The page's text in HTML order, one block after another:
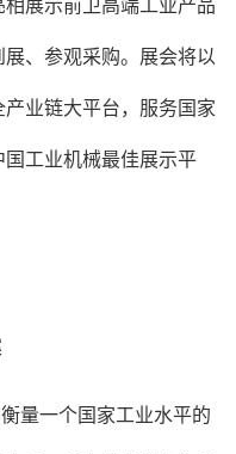
展示前卫高端工业产品
、参观采购。展会将以
业链大平台，服务国家
工业机械最佳展示平
量一个国家工业水平的